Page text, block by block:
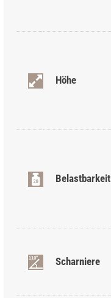
Höhe
Belastbarkeit
Scharniere